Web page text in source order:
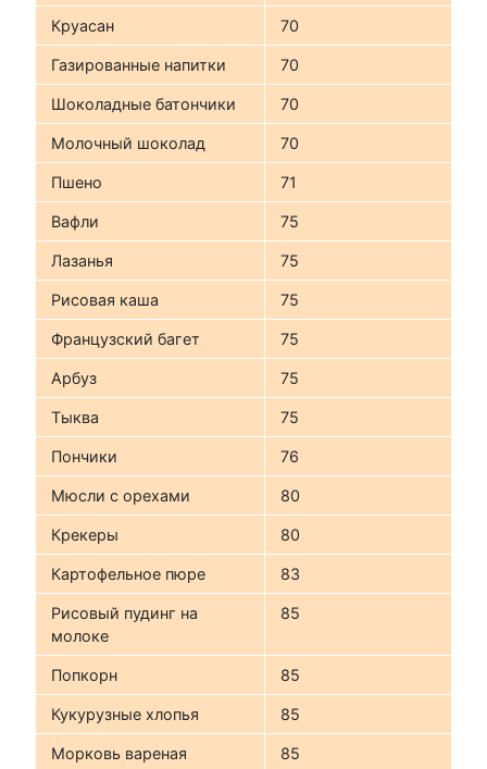
Круасан 70
Газированные напитки 70
Шоколадные батончики 70
Молочный шоколад 70
Пшено 71
Вафли 75
Лазанья 75
Рисовая каша 75
Французский багет 75
Арбуз 75
Тыква 75
Пончики 76
Мюсли с орехами 80
Крекеры 80
Картофельное пюре 83
Рисовый пудинг на
молоке
85
Попкорн 85
Кукурузные хлопья 85
Морковь вареная 85